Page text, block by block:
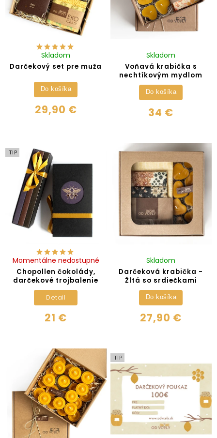
Darčekový set pre muža
Skladom
29,90 €
Do košíka
Voňavá krabička s
nechtíkovým mydlom
Skladom
34 €
Do košíka
TIP
Chopollen čokolády,
darčekové trojbalenie
Momentálne nedostupné
21 €
Detail
Darčeková krabička -
Žltá so srdiečkami
Skladom
27,90 €
Do košíka
TIP